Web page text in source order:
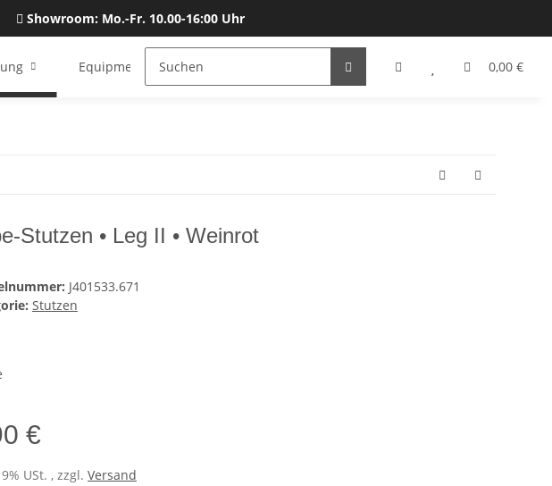
Showroom: Mo.-Fr. 10.00-16:00 Uhr
0,00 €
Equipment Bälle Gutscheine
Katalog & Größen
Stutzen • Leg II • Weinrot
J401533.671
Stutzen
€
USt. , zzgl. Versand